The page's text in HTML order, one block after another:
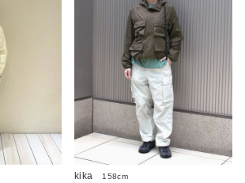
kika 158cm